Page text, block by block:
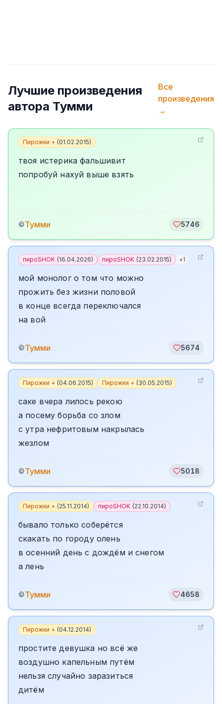
Лучшие произведения
автора Тумми
Все
произведения
→
Пирожки + (01.02.2015)
твоя истерика фальшивит
попробуй нахуй выше взять
©Тумми 5746
пироSHOK (16.04.2026) пироSHOK (23.02.2015) +1
мой монолог о том что можно
прожить без жизни половой
в конце всегда переключался
на вой
©Тумми 5674
Пирожки + (04.06.2015) Пирожки + (30.05.2015)
саке вчера лилось рекою
а посему борьба со злом
с утра нефритовым накрылась
жезлом
©Тумми 5018
Пирожки + (25.11.2014) пироSHOK (22.10.2014)
бывало только соберётся
скакать по городу олень
в осенний день с дождём и снегом
а лень
©Тумми 4658
Пирожки + (04.12.2014)
простите девушка но всё же
воздушно капельным путём
нельзя случайно заразиться
дитём